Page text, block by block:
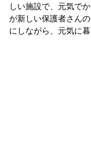
しい施設で、元気で
が新しい保護者さん
にしながら、元気に暮